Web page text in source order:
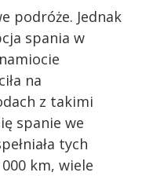
podróże. Jednak
spania w
na
z takimi
spanie we
tych
km, wiele